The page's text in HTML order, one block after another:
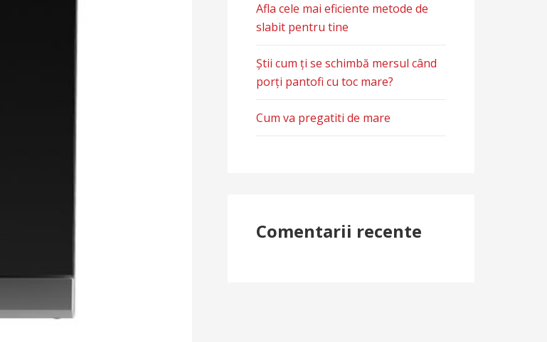
Afla cele mai eficiente metode de
slabit pentru tine
Știi cum ți se schimbă mersul când
porți pantofi cu toc mare?
Cum va pregatiti de mare
Comentarii recente